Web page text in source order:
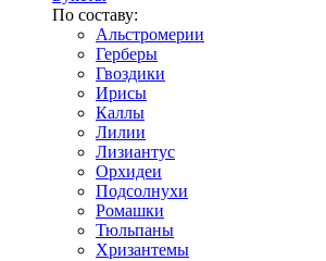
По составу:
Альстромерии
Герберы
Гвоздики
Ирисы
Каллы
Лилии
Лизиантус
Орхидеи
Подсолнухи
Ромашки
Тюльпаны
Хризантемы